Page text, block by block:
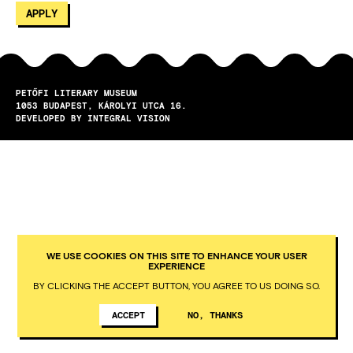
PETŐFI LITERARY MUSEUM
1053
BUDAPEST
KÁROLYI UTCA 16.
DEVELOPED BY INTEGRAL VISION
WE USE COOKIES ON THIS SITE TO ENHANCE YOUR USER
EXPERIENCE
BY CLICKING THE ACCEPT BUTTON, YOU AGREE TO US DOING SO.
ACCEPT NO, THANKS